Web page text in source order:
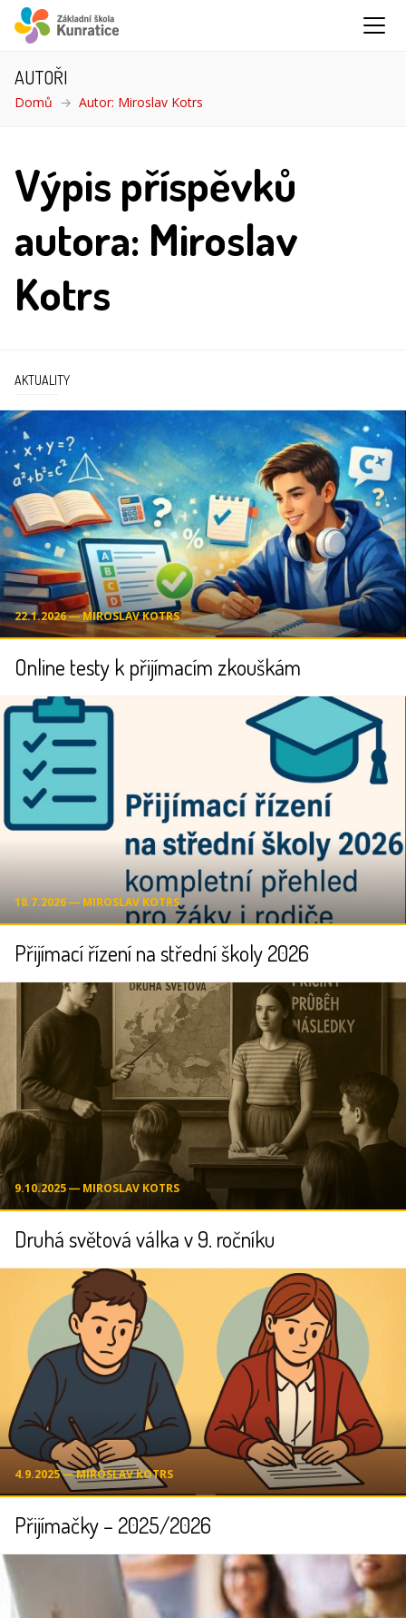
AUTOŘI
Domů Autor: Miroslav Kotrs
Výpis příspěvků
autora: Miroslav
Kotrs
AKTUALITY
22.1.2026 ― MIROSLAV KOTRS
Online testy k přijímacím zkouškám
18.7.2026 ― MIROSLAV KOTRS
Přijímací řízení na střední školy 2026
9.10.2025 ― MIROSLAV KOTRS
Druhá světová válka v 9. ročníku
4.9.2025 ― MIROSLAV KOTRS
Přijímačky – 2025/2026